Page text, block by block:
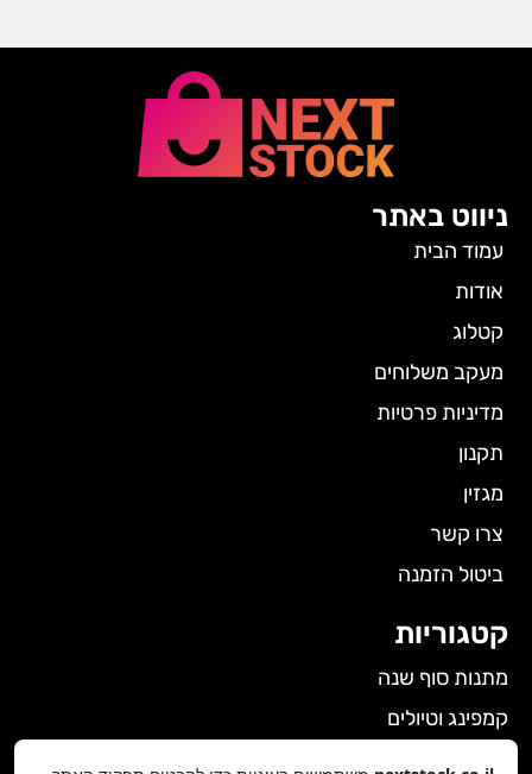
ניווט באתר
עמוד הבית
אודות
קטלוג
מעקב משלוחים
מדיניות פרטיות
תקנון
מגזין
צרו קשר
ביטול הזמנה
קטגוריות
מתנות סוף שנה
קמפינג וטיולים